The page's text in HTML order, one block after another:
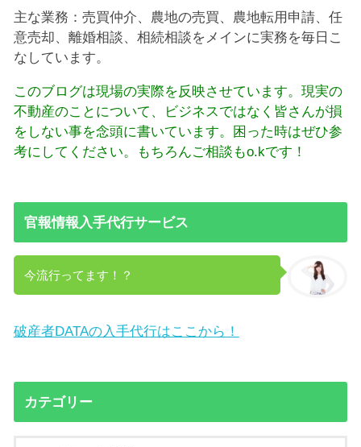
主な業務：売買仲介、農地の売買、農地転用申請、任
意売却、離婚相談、相続相談をメインに実務を毎日こ
なしています。
このブログは現場の実際を反映させています。現実の
不動産のことについて、ビジネスではなく皆さんが損
をしない事を念頭に書いています。困った時はぜひ参
考にしてください。もちろんご相談もo.kです！
官報情報入手代行サービス
今流行ってます！？
破産者DATAの入手代行はここから！
カテゴリー